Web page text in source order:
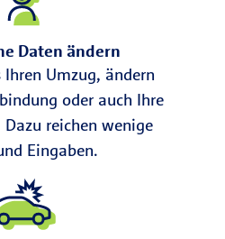
Daten ändern
Ihren Umzug, ändern
oder auch Ihre
reichen wenige
Eingaben.